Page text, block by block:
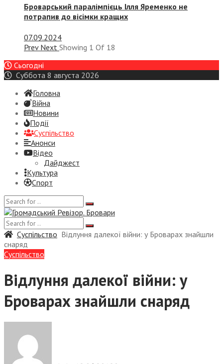
Броварський паралімпієць Ілля Яременко не
потрапив до вісімки кращих
07.09.2024
Prev Next Showing 1 Of 18
Сьогодні
Суббота 8 августа 2026
Головна
Війна
Новини
Події
Суспiльство
Анонси
Відео
Дайджест
Культура
Спорт
Суспiльство Відлуння далекої війни: у Броварах знайшли
снаряд
Суспiльство
Відлуння далекої війни: у
Броварах знайшли снаряд